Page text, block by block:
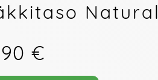
Natural
€